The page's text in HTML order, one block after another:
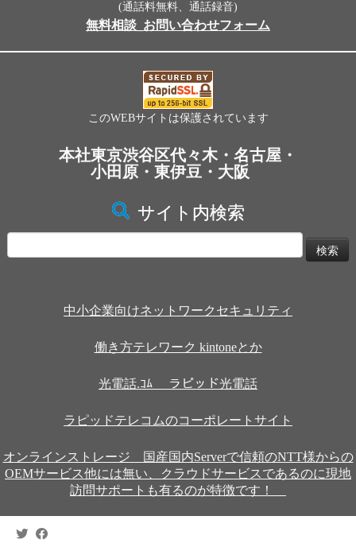
(通話料無料、通話録音)
無料相談_お問い合わせフォーム
このWEBサイトは保護されています
本社東京渋谷区代々木・名古屋・
小田原・東伊豆・大阪
サイト内検索
索:
中小企業向けネットワークセキュリティ
働き方テレワーク kintoneとか
光電話.ｺﾑ ラピッド光電話
ラピッドテレコムのコーポレートサイト
オンラインストレージ 国産国内Serverで信頼のNTT様からの
OEMサービス他には無い、クラウドサービスであるのに現地
訪問サポートも有るのが特徴です！